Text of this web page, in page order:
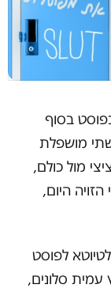
בסוף
מושפלת
מול כולם,
היום,
לפוסט
עמית סלונים,